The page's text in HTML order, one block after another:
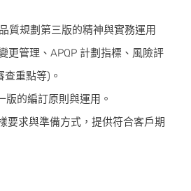
質規劃第三版的精神與實務運用
更管理、APQP 計劃指標、風險評
重點等)。
版的編訂原則與運用。
要求與準備方式，提供符合客戶期